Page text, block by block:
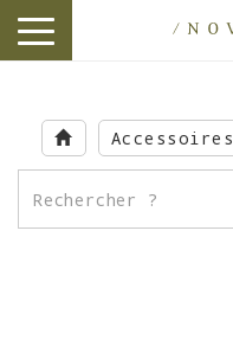
main
content
toggle
Accessoires